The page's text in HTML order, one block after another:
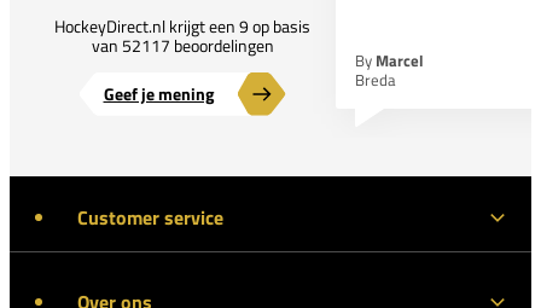
HockeyDirect.nl krijgt een 9 op basis
van 52117 beoordelingen
Geef je mening
By Marcel
Breda
Customer service
Over ons